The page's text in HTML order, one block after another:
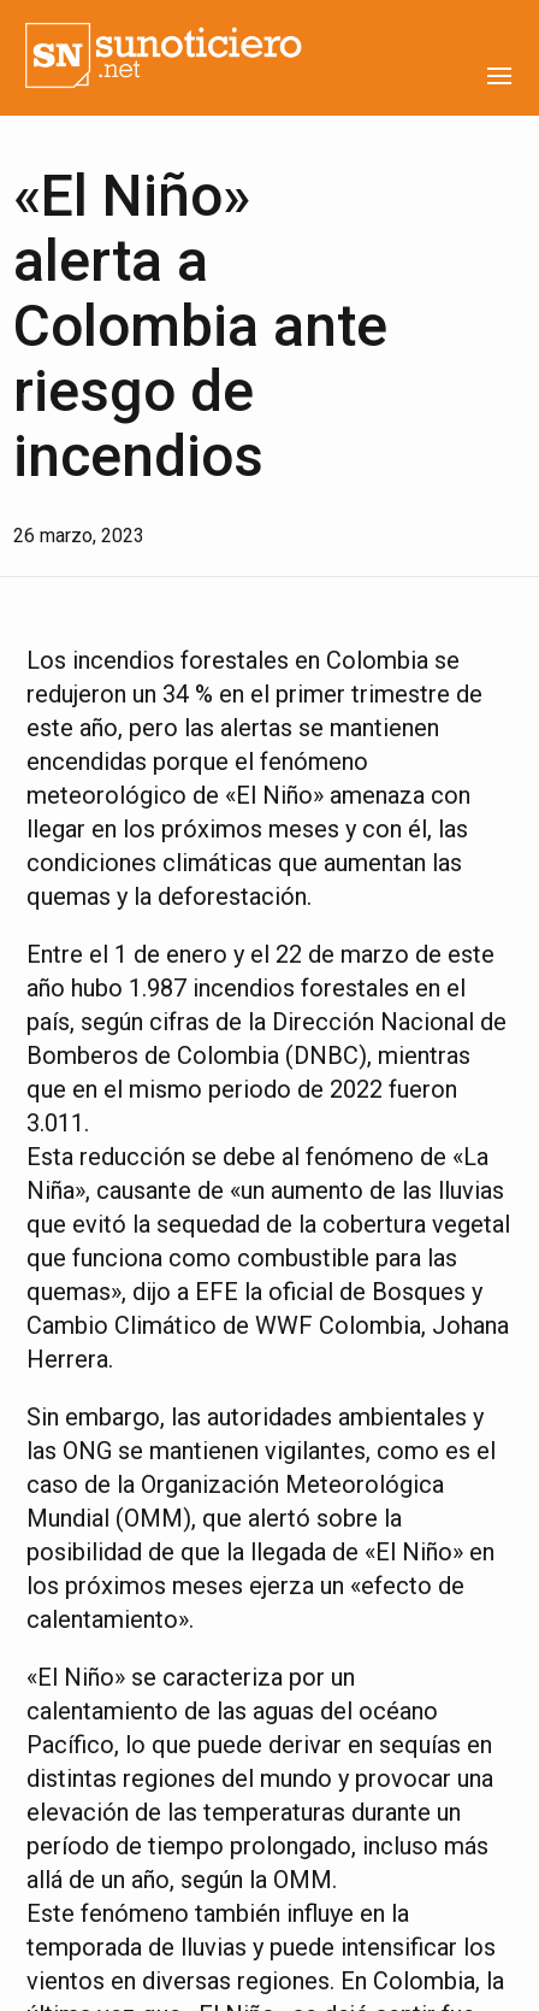
«El Niño»
alerta a
Colombia ante
riesgo de
incendios
26 marzo, 2023
Los incendios forestales en Colombia se
redujeron un 34 % en el primer trimestre de
este año, pero las alertas se mantienen
encendidas porque el fenómeno
meteorológico de «El Niño» amenaza con
llegar en los próximos meses y con él, las
condiciones climáticas que aumentan las
quemas y la deforestación.
Entre el 1 de enero y el 22 de marzo de este
año hubo 1.987 incendios forestales en el
país, según cifras de la Dirección Nacional de
Bomberos de Colombia (DNBC), mientras
que en el mismo periodo de 2022 fueron
3.011.
Esta reducción se debe al fenómeno de «La
Niña», causante de «un aumento de las lluvias
que evitó la sequedad de la cobertura vegetal
que funciona como combustible para las
quemas», dijo a EFE la oficial de Bosques y
Cambio Climático de WWF Colombia, Johana
Herrera.
Sin embargo, las autoridades ambientales y
las ONG se mantienen vigilantes, como es el
caso de la Organización Meteorológica
Mundial (OMM), que alertó sobre la
posibilidad de que la llegada de «El Niño» en
los próximos meses ejerza un «efecto de
calentamiento».
«El Niño» se caracteriza por un
calentamiento de las aguas del océano
Pacífico, lo que puede derivar en sequías en
distintas regiones del mundo y provocar una
elevación de las temperaturas durante un
período de tiempo prolongado, incluso más
allá de un año, según la OMM.
Este fenómeno también influye en la
temporada de lluvias y puede intensificar los
vientos en diversas regiones. En Colombia, la